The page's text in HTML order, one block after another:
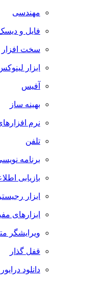
مهندسی
فایل و دیسک
سخت افزار
ابزار لینوکس
آفیس
بهینه ساز
نرم افزارهای
تلفن
برنامه نویسی
بازیابی اطلاعات
ابزار رجیستری
ابزارهای مفید
ویرایشگر متن
قفل گذار
دانلود درایور